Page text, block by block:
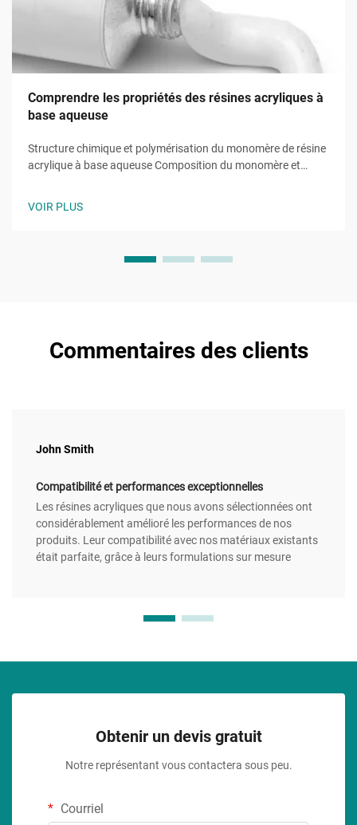
Comprendre les propriétés des résines acryliques à
base aqueuse
Structure chimique et polymérisation du monomère de résine
acrylique à base aqueuse Composition du monomère et
VOIR PLUS
Commentaires des clients
John Smith
Compatibilité et performances exceptionnelles
Les résines acryliques que nous avons sélectionnées ont
considérablement amélioré les performances de nos
produits. Leur compatibilité avec nos matériaux existants
était parfaite, grâce à leurs formulations sur mesure
Obtenir un devis gratuit
Notre représentant vous contactera sous peu.
Courriel